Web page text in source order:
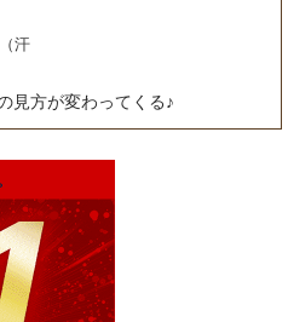
汗
見方が変わってくる♪